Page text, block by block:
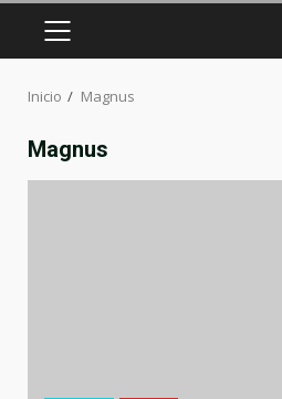
MENÚ
Inicio Magnus
Magnus